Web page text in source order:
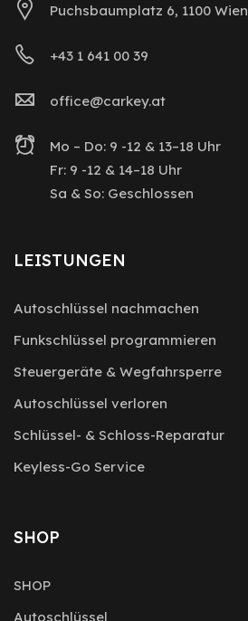
Puchsbaumplatz 6, 1100 Wien
+43 1 641 00 39
office@carkey.at
Mo – Do: 9 -12 & 13–18 Uhr
Fr: 9 -12 & 14–18 Uhr
Sa & So: Geschlossen
LEISTUNGEN
Autoschlüssel nachmachen
Funkschlüssel programmieren
Steuergeräte & Wegfahrsperre
Autoschlüssel verloren
Schlüssel- & Schloss-Reparatur
Keyless-Go Service
SHOP
SHOP
Autoschlüssel